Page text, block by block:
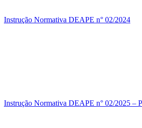
Instrução Normativa DEAPE n° 02/2024
Instrução Normativa DEAPE n° 02/2025 –